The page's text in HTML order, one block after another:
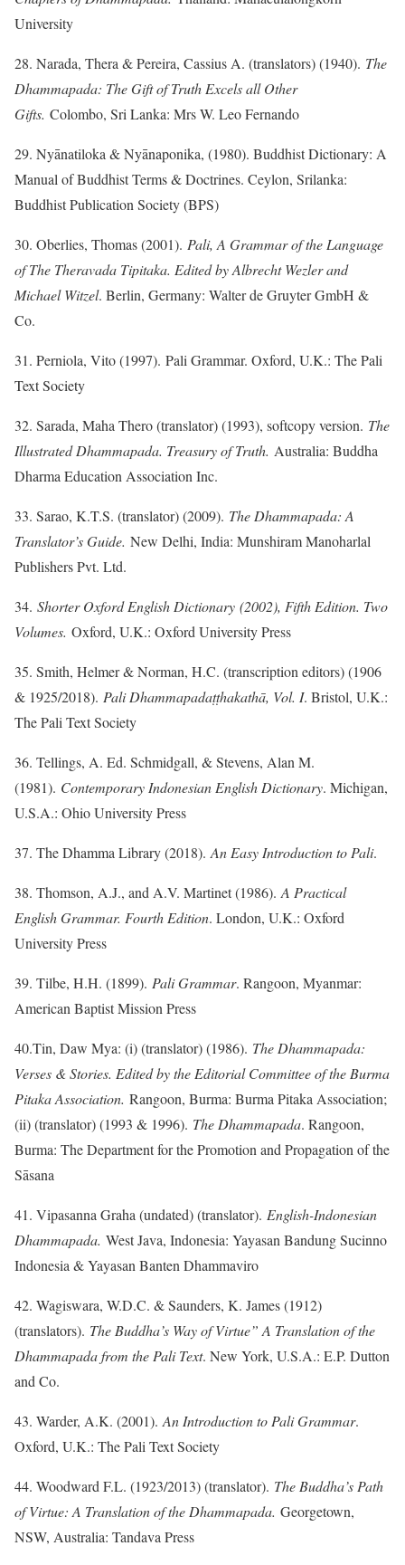
University
28. Narada, Thera & Pereira, Cassius A. (translators) (1940). The
Dhammapada: The Gift of Truth Excels all Other
Gifts. Colombo, Sri Lanka: Mrs W. Leo Fernando
29. Nyānatiloka & Nyānaponika, (1980). Buddhist Dictionary: A
Manual of Buddhist Terms & Doctrines. Ceylon, Srilanka:
Buddhist Publication Society (BPS)
30. Oberlies, Thomas (2001). Pali, A Grammar of the Language
of The Theravada Tipitaka. Edited by Albrecht Wezler and
Michael Witzel. Berlin, Germany: Walter de Gruyter GmbH &
Co.
31. Perniola, Vito (1997). Pali Grammar. Oxford, U.K.: The Pali
Text Society
32. Sarada, Maha Thero (translator) (1993), softcopy version. The
Illustrated Dhammapada. Treasury of Truth. Australia: Buddha
Dharma Education Association Inc.
33. Sarao, K.T.S. (translator) (2009). The Dhammapada: A
Translator’s Guide. New Delhi, India: Munshiram Manoharlal
Publishers Pvt. Ltd.
34. Shorter Oxford English Dictionary (2002), Fifth Edition. Two
Volumes. Oxford, U.K.: Oxford University Press
35. Smith, Helmer & Norman, H.C. (transcription editors) (1906
& 1925/2018). Pali Dhammapadaṭṭhakathā, Vol. I. Bristol, U.K.:
The Pali Text Society
36. Tellings, A. Ed. Schmidgall, & Stevens, Alan M.
(1981). Contemporary Indonesian English Dictionary. Michigan,
U.S.A.: Ohio University Press
37. The Dhamma Library (2018).An Easy Introduction to Pali.
38. Thomson, A.J., and A.V. Martinet (1986). A Practical
English Grammar. Fourth Edition. London, U.K.: Oxford
University Press
39. Tilbe, H.H. (1899). Pali Grammar. Rangoon, Myanmar:
American Baptist Mission Press
40.Tin, Daw Mya: (i) (translator) (1986). The Dhammapada:
Verses & Stories. Edited by the Editorial Committee of the Burma
Pitaka Association. Rangoon, Burma: Burma Pitaka Association;
(ii) (translator) (1993 & 1996). The Dhammapada. Rangoon,
Burma: The Department for the Promotion and Propagation of the
Sāsana
41. Vipasanna Graha (undated) (translator). English-Indonesian
Dhammapada. West Java, Indonesia: Yayasan Bandung Sucinno
Indonesia & Yayasan Banten Dhammaviro
42. Wagiswara, W.D.C. & Saunders, K. James (1912)
(translators). The Buddha’s Way of Virtue” A Translation of the
Dhammapada from the Pali Text. New York, U.S.A.: E.P. Dutton
and Co.
43. Warder, A.K. (2001).An Introduction to Pali Grammar.
Oxford, U.K.: The Pali Text Society
44. Woodward F.L. (1923/2013) (translator). The Buddha’s Path
of Virtue: A Translation of the Dhammapada. Georgetown,
NSW, Australia: Tandava Press